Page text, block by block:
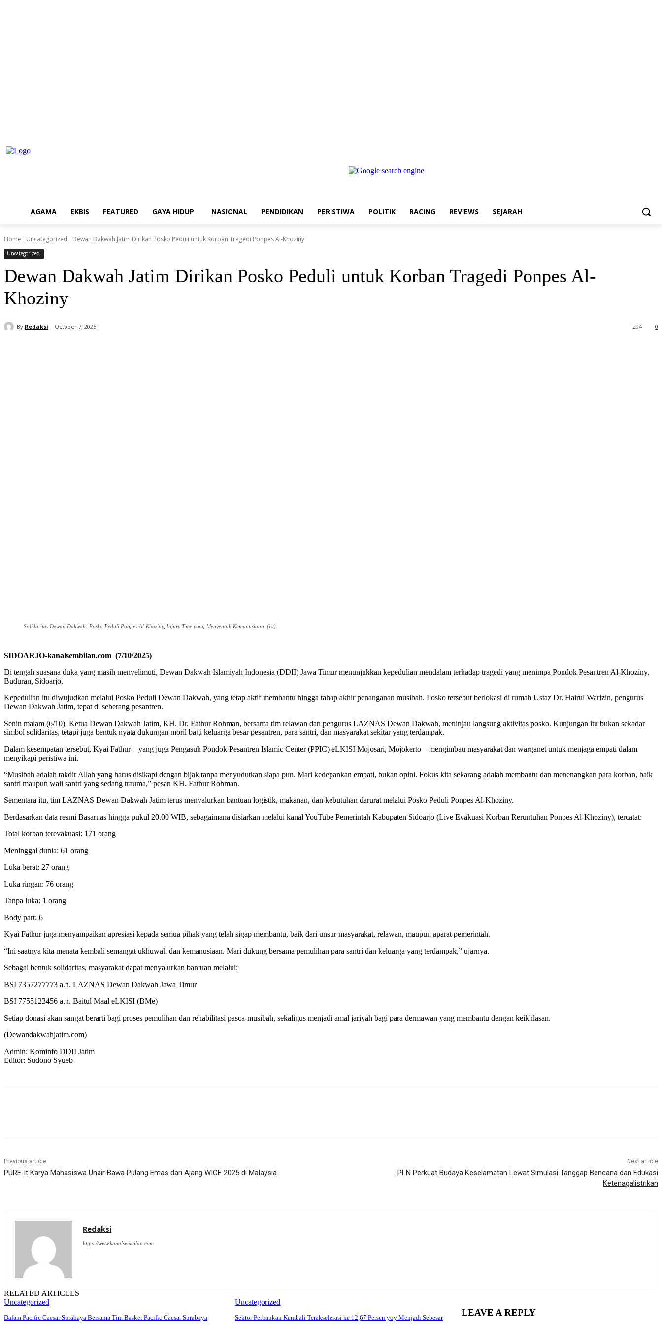
AGAMA EKBIS FEATURED GAYA HIDUP NASIONAL PENDIDIKAN PERISTIWA POLITIK RACING REVIEWS SEJARAH
Home Uncategorized Dewan Dakwah Jatim Dirikan Posko Peduli untuk Korban Tragedi Ponpes Al-Khoziny
Uncategorized
Dewan Dakwah Jatim Dirikan Posko Peduli untuk Korban Tragedi Ponpes Al-
Khoziny
By Redaksi October 7, 2025 0
294
Solidaritas Dewan Dakwah: Posko Peduli Ponpes Al-Khoziny, Injury Time yang Menyentuh Kemanusiaan. (ist).
SIDOARJO-kanalsembilan.com (7/10/2025)
Di tengah suasana duka yang masih menyelimuti, Dewan Dakwah Islamiyah Indonesia (DDII) Jawa Timur menunjukkan kepedulian mendalam terhadap tragedi yang menimpa Pondok Pesantren Al-Khoziny,
Buduran, Sidoarjo.
Kepedulian itu diwujudkan melalui Posko Peduli Dewan Dakwah, yang tetap aktif membantu hingga tahap akhir penanganan musibah. Posko tersebut berlokasi di rumah Ustaz Dr. Hairul Warizin, pengurus
Dewan Dakwah Jatim, tepat di seberang pesantren.
Senin malam (6/10), Ketua Dewan Dakwah Jatim, KH. Dr. Fathur Rohman, bersama tim relawan dan pengurus LAZNAS Dewan Dakwah, meninjau langsung aktivitas posko. Kunjungan itu bukan sekadar
simbol solidaritas, tetapi juga bentuk nyata dukungan moril bagi keluarga besar pesantren, para santri, dan masyarakat sekitar yang terdampak.
Dalam kesempatan tersebut, Kyai Fathur—yang juga Pengasuh Pondok Pesantren Islamic Center (PPIC) eLKISI Mojosari, Mojokerto—mengimbau masyarakat dan warganet untuk menjaga empati dalam
menyikapi peristiwa ini.
“Musibah adalah takdir Allah yang harus disikapi dengan bijak tanpa menyudutkan siapa pun. Mari kedepankan empati, bukan opini. Fokus kita sekarang adalah membantu dan menenangkan para korban, baik
santri maupun wali santri yang sedang trauma,” pesan KH. Fathur Rohman.
Sementara itu, tim LAZNAS Dewan Dakwah Jatim terus menyalurkan bantuan logistik, makanan, dan kebutuhan darurat melalui Posko Peduli Ponpes Al-Khoziny.
Berdasarkan data resmi Basarnas hingga pukul 20.00 WIB, sebagaimana disiarkan melalui kanal YouTube Pemerintah Kabupaten Sidoarjo (Live Evakuasi Korban Reruntuhan Ponpes Al-Khoziny), tercatat:
Total korban terevakuasi: 171 orang
Meninggal dunia: 61 orang
Luka berat: 27 orang
Luka ringan: 76 orang
Tanpa luka: 1 orang
Body part: 6
Kyai Fathur juga menyampaikan apresiasi kepada semua pihak yang telah sigap membantu, baik dari unsur masyarakat, relawan, maupun aparat pemerintah.
“Ini saatnya kita menata kembali semangat ukhuwah dan kemanusiaan. Mari dukung bersama pemulihan para santri dan keluarga yang terdampak,” ujarnya.
Sebagai bentuk solidaritas, masyarakat dapat menyalurkan bantuan melalui:
BSI 7357277773 a.n. LAZNAS Dewan Dakwah Jawa Timur
BSI 7755123456 a.n. Baitul Maal eLKISI (BMe)
Setiap donasi akan sangat berarti bagi proses pemulihan dan rehabilitasi pasca-musibah, sekaligus menjadi amal jariyah bagi para dermawan yang membantu dengan keikhlasan.
(Dewandakwahjatim.com)
Admin: Kominfo DDII Jatim
Editor: Sudono Syueb
Previous article
PURE-it Karya Mahasiswa Unair Bawa Pulang Emas dari Ajang WICE 2025 di Malaysia
Next article
PLN Perkuat Budaya Keselamatan Lewat Simulasi Tanggap Bencana dan Edukasi
Ketenagalistrikan
Redaksi
https://www.kanalsembilan.com
RELATED ARTICLES
Uncategorized
Dafam Pacific Caesar Surabaya Bersama Tim Basket Pacific Caesar Surabaya
Uncategorized
Sektor Perbankan Kembali Terakselerasi ke 12,67 Persen yoy Menjadi Sebesar
LEAVE A REPLY